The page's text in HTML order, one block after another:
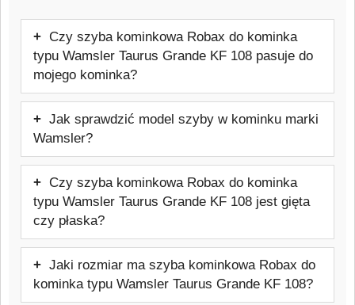
Czy szyba kominkowa Robax do kominka
typu Wamsler Taurus Grande KF 108 pasuje do
mojego kominka?
Tak, szyba będzie pasować. Oferowany
model jest przeznaczony do kominków
marki Wamsler. Przed zakupem warto
sprawdzić dokładny model urządzenia,
aby uniknąć pomyłki.
Jak sprawdzić model szyby w kominku marki
Wamsler?
Najpewniejszym sposobem jest
sprawdzenie tabliczki znamionowej pieca
lub dokumentacji technicznej urządzenia.
Warto też skontaktować się z
producentem lub sprzedawcą urządzenia
w celu weryfikacji potrzebnych informacji.
Czy szyba kominkowa Robax do kominka
typu Wamsler Taurus Grande KF 108 jest gięta
czy płaska?
Ten model szyby jest to szyba kominkowa
płaska, dopasowana do danego frontu
pieca. Typ szyby: Żaroodporna do 800 °C
Jaki rozmiar ma szyba kominkowa Robax do
kominka typu Wamsler Taurus Grande KF 108?